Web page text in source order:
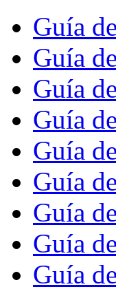
Guía
Guía
Guía
Guía
Guía
Guía
Guía
Guía
Guía